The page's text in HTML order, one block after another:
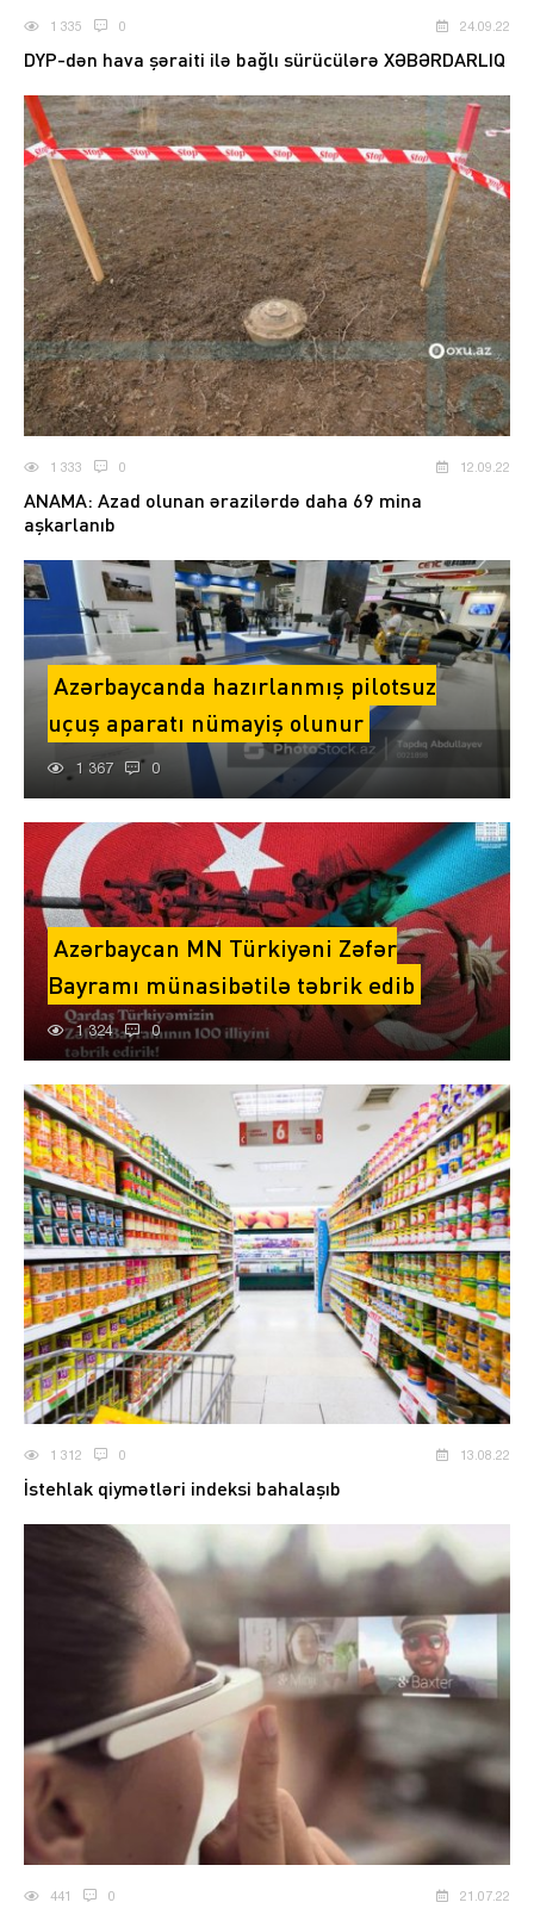
1 335 0 24.09.22
DYP-dən hava şəraiti ilə bağlı sürücülərə XƏBƏRDARLIQ
1 333 0 12.09.22
ANAMA: Azad olunan ərazilərdə daha 69 mina
aşkarlanıb
Azərbaycanda hazırlanmış pilotsuz
uçuş aparatı nümayiş olunur
1 367 0
Azərbaycan MN Türkiyəni Zəfər
Bayramı münasibətilə təbrik edib
1 324 0
1 312 0 13.08.22
İstehlak qiymətləri indeksi bahalaşıb
441 0 21.07.22